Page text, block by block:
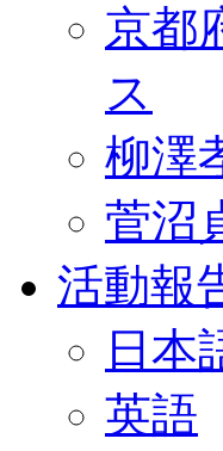
京都
ス
柳澤
菅沼
活動報
日本
英語